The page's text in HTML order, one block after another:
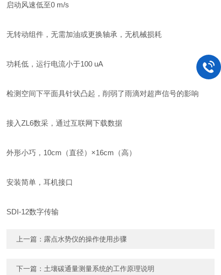
启动风速低至0 m/s
无转动组件，无需加油或更换轴承，无机械损耗
功耗低，运行电流小于100 uA
检测空间下平面具针状凸起，削弱了雨滴对超声信号的影响
接入ZL6数采，通过互联网下载数据
外形小巧，10cm（直径）×16cm（高）
安装简单，耳机接口
SDI-12数字传输
上一篇： 露点水势仪的操作使用步骤
下一篇： 土壤碳通量测量系统的工作原理说明